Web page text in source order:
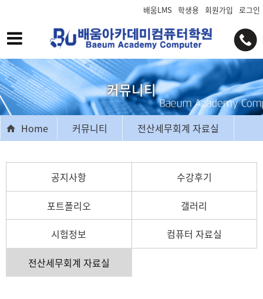
배움LMS 학생용 회원가입 로그인
커뮤니티
Home 커뮤니티 전산세무회계 자료실
공지사항 수강후기
포트폴리오 갤러리
시험정보 컴퓨터 자료실
전산세무회계 자료실